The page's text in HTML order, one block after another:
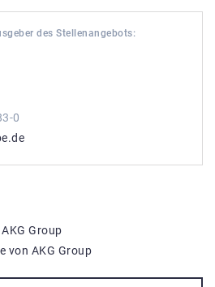
des Stellenangebots:
0
Group
von AKG Group